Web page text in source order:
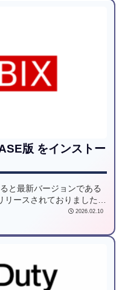
版 をインストー
と最新バージョンである
リースされておりましたの
思います。今回は、AWS
2026.02.10